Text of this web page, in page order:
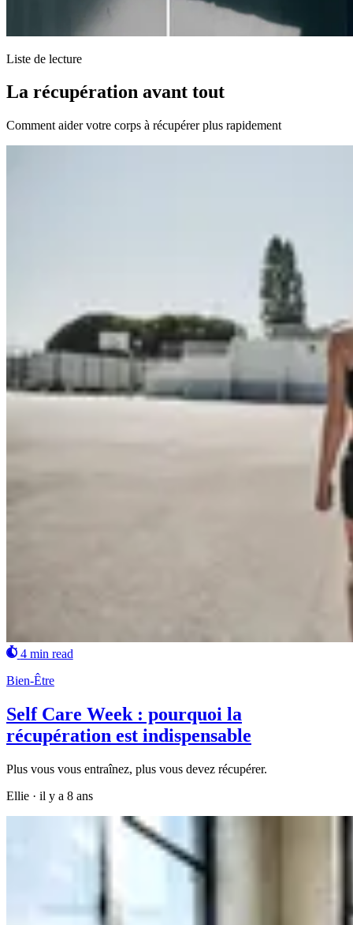
Liste de lecture
La récupération avant tout
Comment aider votre corps à récupérer plus rapidement
4 min read
Bien-Être
Self Care Week : pourquoi la
récupération est indispensable
Plus vous vous entraînez, plus vous devez récupérer.
Ellie · il y a 8 ans